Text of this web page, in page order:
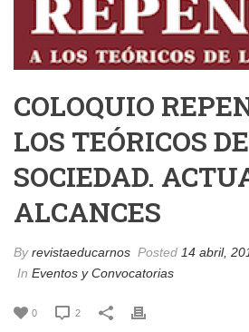
COLOQUIO
LOS TEÓRICOS
SOCIEDAD.
ALCANCES
Byrevistaeducarnos Posted 14 abril,
In Eventos y Convocatorias
0 2